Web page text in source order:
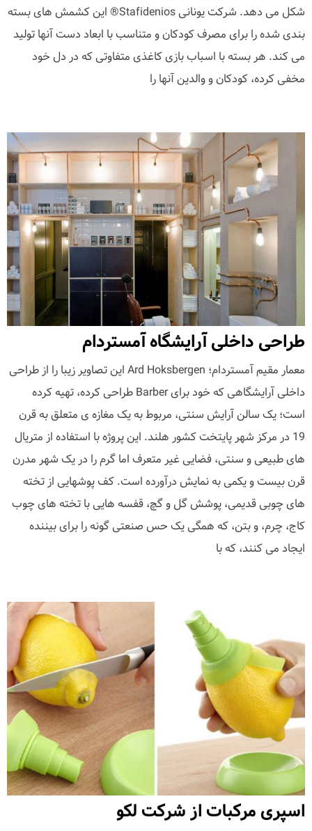
شکل می دهد. شرکت یونانی Stafidenios® این کشمش های بسته
بندی شده را برای مصرف کودکان و متناسب با ابعاد دست آنها تولید
می کند. هر بسته با اسباب بازی کاغذی متفاوتی که در دل خود
مخفی کرده، کودکان و والدین آنها را
طراحی داخلی آرایشگاه آمستردام
معمار مقیم آمستردام؛ Ard Hoksbergen این تصاویر زیبا را از طراحی
داخلی آرایشگاهی که خود برای Barber طراحی کرده، تهیه کرده
است؛ یک سالن آرایش سنتی، مربوط به یک مغازه ی متعلق به قرن
19 در مرکز شهر پایتخت کشور هلند. این پروژه با استفاده از متریال
های طبیعی و سنتی، فضایی غیر متعرف اما گرم را در یک شهر مدرن
قرن بیست و یکمی به نمایش درآورده است. کف پوشهایی از تخته
های چوبی قدیمی، پوشش گل و گچ، قفسه هایی با تخته های چوب
کاج، چرم، و بتن، که همگی یک حس صنعتی گونه را برای بیننده
ایجاد می کنند، که با
اسپری مرکبات از شرکت لکو